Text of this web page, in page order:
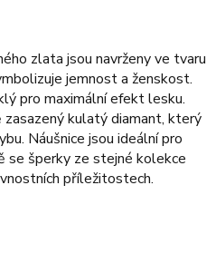
zlata jsou navrženy ve tvaru
jemnost a ženskost.
pro maximální efekt lesku.
kulatý diamant, který
Náušnice jsou ideální pro
se šperky ze stejné kolekce
příležitostech.